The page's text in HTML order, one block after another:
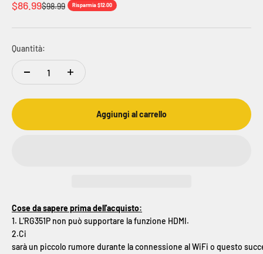
Prezzo scontato
$86.99Prezzo
$98.99 Risparmia $12.00
Quantità:
Aggiungi al carrello
Cose da sapere prima dell'acquisto:
1. L'RG351P non può supportare la funzione HDMI.
2.Ci
sarà un piccolo rumore durante la connessione al WiFi o questo